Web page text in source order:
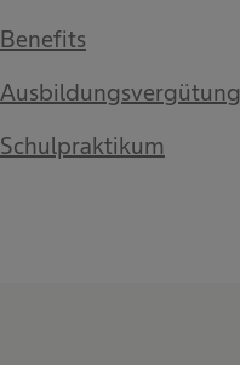
Benefits
Ausbildungsvergütung
Schulpraktikum